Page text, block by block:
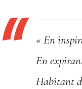
« En
En
Habitant